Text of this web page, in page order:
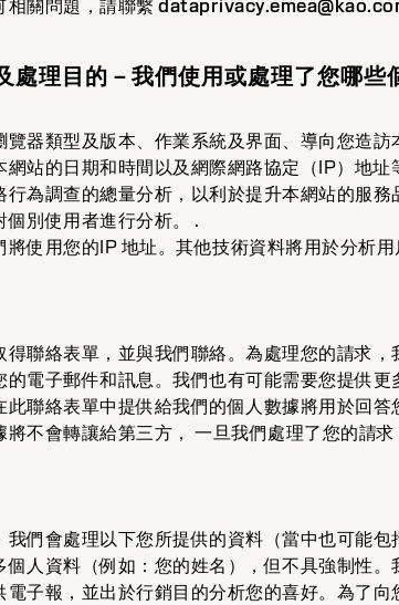
相關問題，請聯繫
處理目的－我們使用或處理了您哪些
器類型及版本、作業系統及界面、導向您造
站的日期和時間以及網際網路協定（IP）地
為調查的總量分析，以利於提升本網站的服
別使用者進行分析。 .
使用您的IP 地址。其他技術資料將用於分析
聯絡表單，並與我們聯絡。為處理您的請求
電子郵件和訊息。我們也有可能需要您提供
聯絡表單中提供給我們的個人數據將用於回
不會轉讓給第三方， 一旦我們處理了您的請
們會處理以下您所提供的資料（當中也可能
人資料（例如：您的姓名），但不具強制性
電子報，並出於行銷目的分析您的喜好。為了